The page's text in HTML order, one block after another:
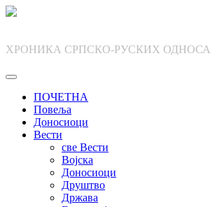
Skip
ХРОНИКА СРПСКО-РУСКИХ ОДНОСА
ПОЧЕТНА
Повеља
Доносиоци
Вести
све Вести
Војска
Доносиоци
Друштво
Држава